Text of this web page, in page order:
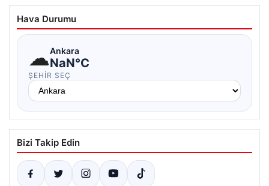
Hava Durumu
☁Ankara
NaN°C
ŞEHIR SEÇ
Bizi Takip Edin